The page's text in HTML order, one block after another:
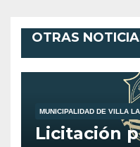
OTRAS
MUNICIPALIDAD DE VILLA
Licitación